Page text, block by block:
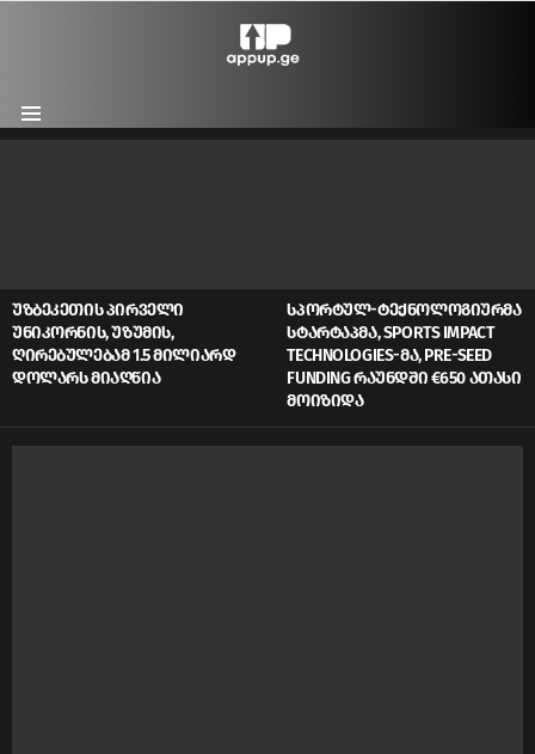
Menu
ᲣᲖᲑᲔᲙᲔᲗᲘᲡ ᲞᲘᲠᲕᲔᲚᲘ
ᲣᲜᲘᲙᲝᲠᲜᲘᲡ, ᲣᲖᲣᲛᲘᲡ,
ᲦᲘᲠᲔᲑᲣᲚᲔᲑᲐᲛ 1.5 ᲛᲘᲚᲘᲐᲠᲓ
ᲓᲝᲚᲐᲠᲡ ᲛᲘᲐᲦᲬᲘᲐ
ᲡᲞᲝᲠᲢᲣᲚ-ᲢᲔᲥᲜᲝᲚᲝᲒᲘᲣᲠᲛᲐ
ᲡᲢᲐᲠᲢᲐᲞᲛᲐ, SPORTS IMPACT
TECHNOLOGIES-ᲛᲐ, PRE-SEED
FUNDING ᲠᲐᲣᲜᲓᲨᲘ €650 ᲐᲗᲐᲡᲘ
ᲛᲝᲘᲖᲘᲓᲐ